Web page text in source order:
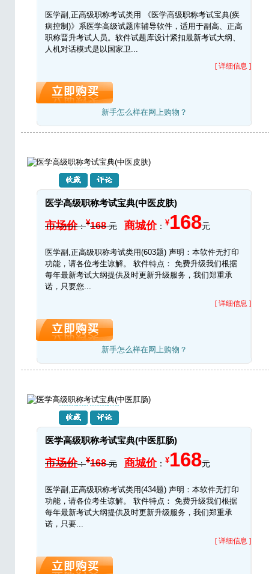
医学副,正高级职称考试类用 《医学高级职称考试宝典(疾
病控制)》系医学高级试题库辅导软件，适用于副高、正高
职称晋升考试人员。软件试题库设计紧扣最新考试大纲、
人机对话模式是以国家卫...
[ 详细信息 ]
新手怎么样在网上购物？
医学高级职称考试宝典(中医皮肤)
市场价：¥168元 商城价： ¥168元
医学副,正高级职称考试类用(603题) 声明：本软件无打印
功能，请各位考生谅解。 软件特点： 免费升级我们根据
每年最新考试大纲提供及时更新升级服务，我们郑重承
诺，只要您...
[ 详细信息 ]
新手怎么样在网上购物？
医学高级职称考试宝典(中医肛肠)
市场价：¥168元 商城价： ¥168元
医学副,正高级职称考试类用(434题) 声明：本软件无打印
功能，请各位考生谅解。 软件特点： 免费升级我们根据
每年最新考试大纲提供及时更新升级服务，我们郑重承
诺，只要...
[ 详细信息 ]